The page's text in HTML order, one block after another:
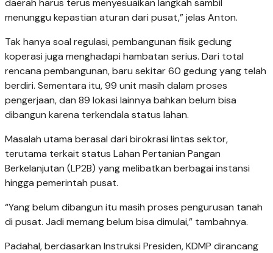
daerah harus terus menyesuaikan langkah sambil
menunggu kepastian aturan dari pusat,” jelas Anton.
Tak hanya soal regulasi, pembangunan fisik gedung
koperasi juga menghadapi hambatan serius. Dari total
rencana pembangunan, baru sekitar 60 gedung yang telah
berdiri. Sementara itu, 99 unit masih dalam proses
pengerjaan, dan 89 lokasi lainnya bahkan belum bisa
dibangun karena terkendala status lahan.
Masalah utama berasal dari birokrasi lintas sektor,
terutama terkait status Lahan Pertanian Pangan
Berkelanjutan (LP2B) yang melibatkan berbagai instansi
hingga pemerintah pusat.
“Yang belum dibangun itu masih proses pengurusan tanah
di pusat. Jadi memang belum bisa dimulai,” tambahnya.
Padahal, berdasarkan Instruksi Presiden, KDMP dirancang